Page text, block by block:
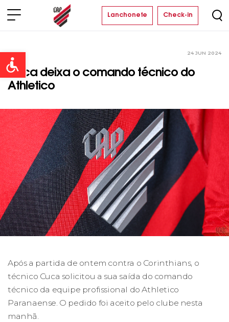
Open toolbar
Lanchonete Check-in
24 JUN 2024
Cuca deixa o comando técnico do
Athletico
Após a partida de ontem contra o Corinthians, o
técnico Cuca solicitou a sua saída do comando
técnico da equipe profissional do Athletico
Paranaense. O pedido foi aceito pelo clube nesta
manhã.